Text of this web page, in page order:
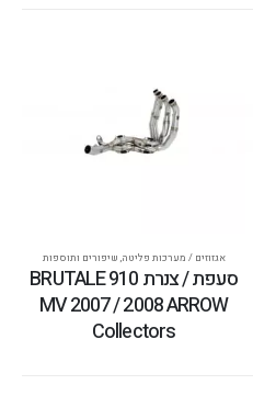
אגזוזים / מערכות פליטה, שיפורים ותוספות
סעפת / צנרת BRUTALE 910
MV 2007 / 2008 ARROW
Collectors